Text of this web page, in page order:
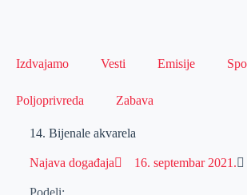
Izdvajamo Vesti Emisije
Poljoprivreda Zabava
14. Bijenale akvarela
Najava događaja 16. septembar 2021.
Podeli: